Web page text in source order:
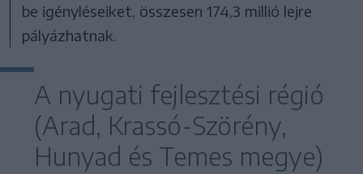
be igényléseiket, összesen 174,3 millió lejre
pályázhatnak.
A nyugati fejlesztési régió
(Arad, Krassó-Szörény,
Hunyad és Temes megye)